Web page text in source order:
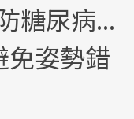
糖尿病...
免姿勢錯